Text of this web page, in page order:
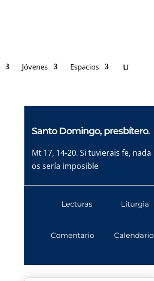
Jóvenes Espacios
Santo Domingo, presbítero.
Mt 17, 14-20. Si tuvierais fe, nada
os sería imposible
Lecturas
Comentario
Liturgia
Calendario